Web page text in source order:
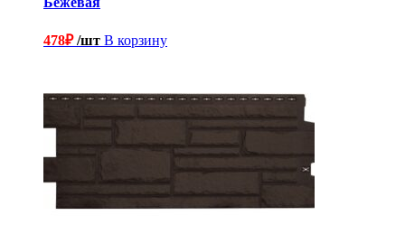
478₽/шт В корзину